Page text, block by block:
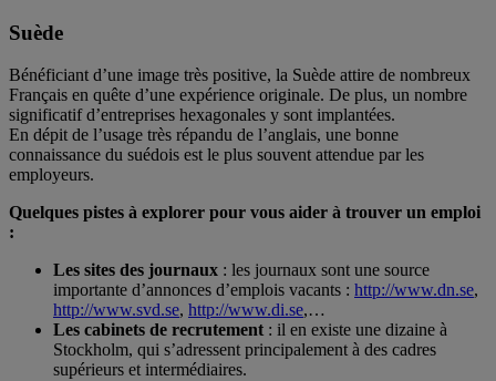
Suède
Bénéficiant d’une image très positive, la Suède attire de nombreux
Français en quête d’une expérience originale. De plus, un nombre
significatif d’entreprises hexagonales y sont implantées.
En dépit de l’usage très répandu de l’anglais, une bonne
connaissance du suédois est le plus souvent attendue par les
employeurs.
Quelques pistes à explorer pour vous aider à trouver un emploi
:
Les sites des journaux : les journaux sont une source
importante d’annonces d’emplois vacants : http://www.dn.se,
http://www.svd.se, http://www.di.se,…
Les cabinets de recrutement : il en existe une dizaine à
Stockholm, qui s’adressent principalement à des cadres
supérieurs et intermédiaires.